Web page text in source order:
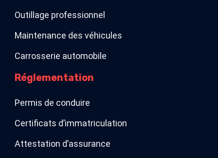
Outillage professionnel
Maintenance des véhicules
Carrosserie automobile
Réglementation
Permis de conduire
Certificats d’immatriculation
Attestation d’assurance